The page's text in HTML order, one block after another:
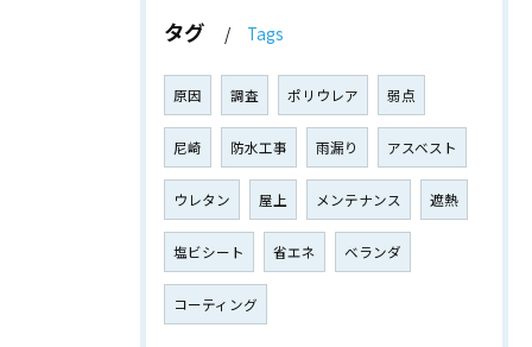
タグ Tags
原因 調査 ポリウレア 弱点
尼崎 防水工事 雨漏り アスベスト
ウレタン 屋上 メンテナンス 遮熱
塩ビシート 省エネ ベランダ
コーティング